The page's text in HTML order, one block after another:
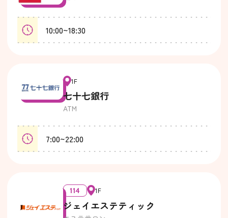
10:00~18:30
1F
七十七銀行
ATM
7:00~22:00
114 1F
ジェイエステティック